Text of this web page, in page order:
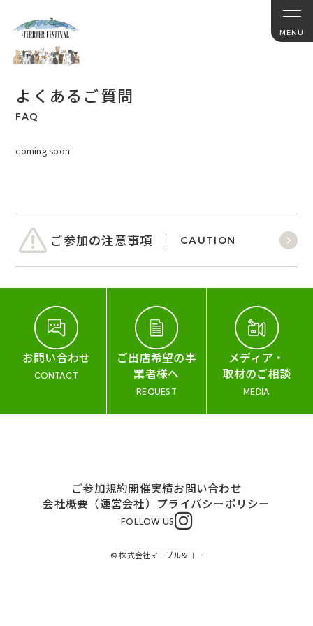
よくあるご質問
FAQ
coming soon
ご参加の注意事項 CAUTION
お問い合わせ
CONTACT
ご出店希望の事
業者様へ
REQUEST
メディア・
取材のご相談
MEDIA
ご参加規約開催実績お問い合わせ
会社概要（運営会社） プライバシーポリシー
FOLLOW US
© 株式会社マーブル&コー